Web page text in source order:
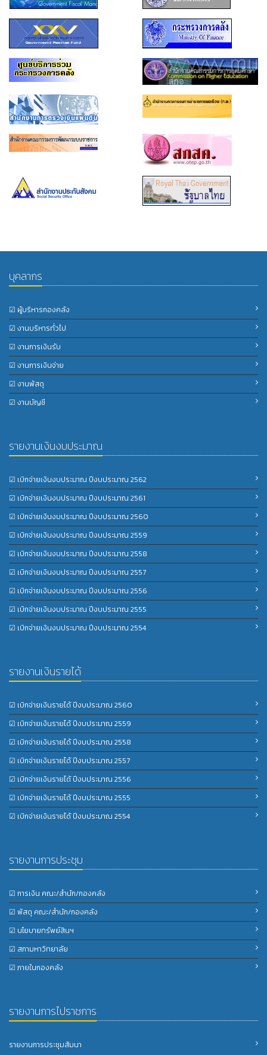
บุคลากร
☑ ผู้บริหารกองคลัง
☑ งานบริหารทั่วไป
☑ งานการเงินรับ
☑ งานการเงินจ่าย
☑ งานพัสดุ
☑ งานบัญชี
รายงานเงินงบประมาณ
☑ เบิกจ่ายเงินงบประมาณ ปีงบประมาณ 2562
☑ เบิกจ่ายเงินงบประมาณ ปีงบประมาณ 2561
☑ เบิกจ่ายเงินงบประมาณ ปีงบประมาณ 2560
☑ เบิกจ่ายเงินงบประมาณ ปีงบประมาณ 2559
☑ เบิกจ่ายเงินงบประมาณ ปีงบประมาณ 2558
☑ เบิกจ่ายเงินงบประมาณ ปีงบประมาณ 2557
☑ เบิกจ่ายเงินงบประมาณ ปีงบประมาณ 2556
☑ เบิกจ่ายเงินงบประมาณ ปีงบประมาณ 2555
☑ เบิกจ่ายเงินงบประมาณ ปีงบประมาณ 2554
รายงานเงินรายได้
☑ เบิกจ่ายเงินรายได้ ปีงบประมาณ 2560
☑ เบิกจ่ายเงินรายได้ ปีงบประมาณ 2559
☑ เบิกจ่ายเงินรายได้ ปีงบประมาณ 2558
☑ เบิกจ่ายเงินรายได้ ปีงบประมาณ 2557
☑ เบิกจ่ายเงินรายได้ ปีงบประมาณ 2556
☑ เบิกจ่ายเงินรายได้ ปีงบประมาณ 2555
☑ เบิกจ่ายเงินรายได้ ปีงบประมาณ 2554
รายงานการประชุม
☑ การเงิน คณะ/สำนัก/กองคลัง
☑ พัสดุ คณะ/สำนัก/กองคลัง
☑ นโยบายทรัพย์สินฯ
☑ สภามหาวิทยาลัย
☑ ภายในกองคลัง
รายงานการไปราชการ
รายงานการประชุมสัมนา